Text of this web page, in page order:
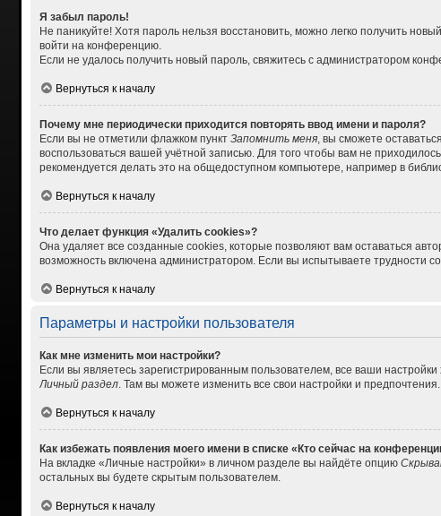
Я забыл пароль!
Не паникуйте! Хотя пароль нельзя восстановить, можно легко получить
войти на конференцию.
Если не удалось получить новый пароль, свяжитесь с администратором
Вернуться к началу
Почему мне периодически приходится повторять ввод имени и пароля?
Если вы не отметили флажком пункт Запомнить меня, вы сможете
воспользоваться вашей учётной записью. Для того чтобы вам не
рекомендуется делать это на общедоступном компьютере, например в
Вернуться к началу
Что делает функция «Удалить cookies»?
Она удаляет все созданные cookies, которые позволяют вам оставаться
возможность включена администратором. Если вы испытываете трудности
Вернуться к началу
Параметры и настройки пользователя
Как мне изменить мои настройки?
Если вы являетесь зарегистрированным пользователем, все ваши
Личный раздел. Там вы можете изменить все свои настройки и предпочтения.
Вернуться к началу
Как избежать появления моего имени в списке «Кто сейчас на
На вкладке «Личные настройки» в личном разделе вы найдёте опцию
остальных вы будете скрытым пользователем.
Вернуться к началу